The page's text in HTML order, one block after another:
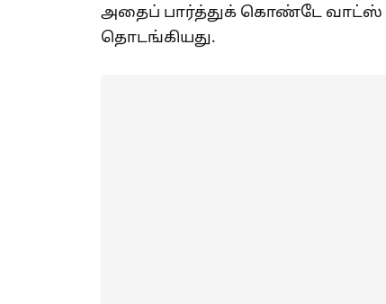
அதைப் பார்த்துக் கொண்டே
தொடங்கியது.